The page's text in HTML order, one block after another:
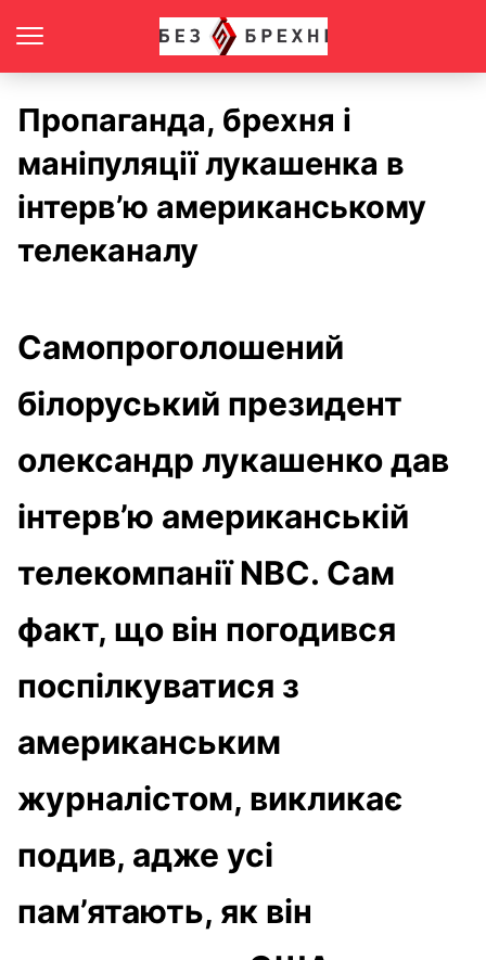
Пропаганда, брехня і
маніпуляції лукашенка в
інтерв’ю американському
телеканалу
Самопроголошений
білоруський президент
олександр лукашенко дав
інтерв’ю американській
телекомпанії NBC. Сам
факт, що він погодився
поспілкуватися з
американським
журналістом, викликає
подив, адже усі
пам’ятають, як він